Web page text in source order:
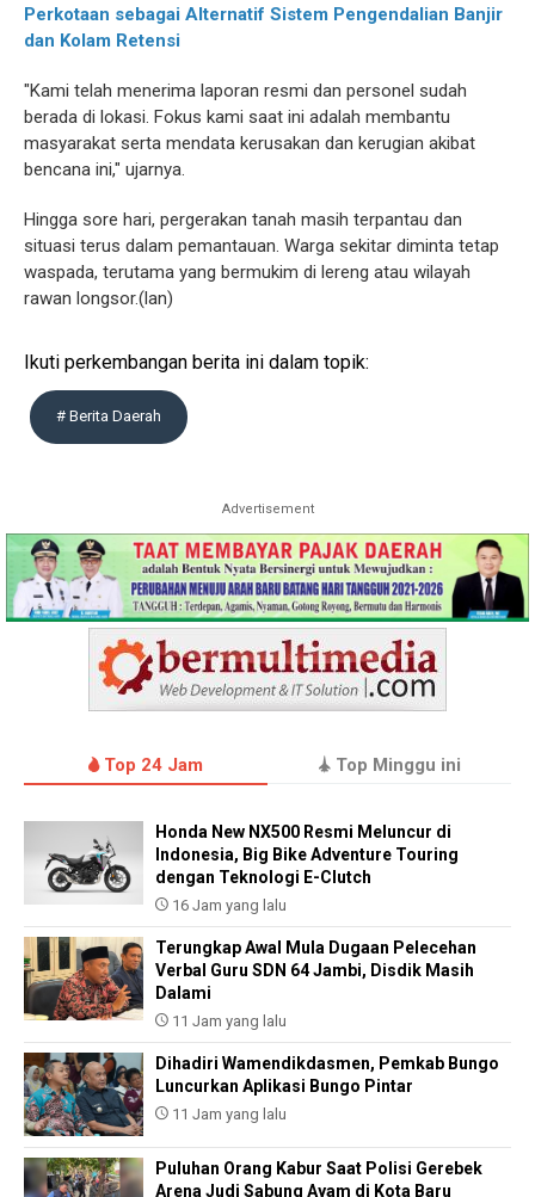
Perkotaan sebagai Alternatif Sistem Pengendalian Banjir
dan Kolam Retensi
"Kami telah menerima laporan resmi dan personel sudah
berada di lokasi. Fokus kami saat ini adalah membantu
masyarakat serta mendata kerusakan dan kerugian akibat
bencana ini," ujarnya.
Hingga sore hari, pergerakan tanah masih terpantau dan
situasi terus dalam pemantauan. Warga sekitar diminta tetap
waspada, terutama yang bermukim di lereng atau wilayah
rawan longsor.(lan)
Ikuti perkembangan berita ini dalam topik:
# Berita Daerah
Advertisement
Top 24 Jam Top Minggu ini
Honda New NX500 Resmi Meluncur di
Indonesia, Big Bike Adventure Touring
dengan Teknologi E-Clutch
16 Jam yang lalu
Terungkap Awal Mula Dugaan Pelecehan
Verbal Guru SDN 64 Jambi, Disdik Masih
Dalami
11 Jam yang lalu
Dihadiri Wamendikdasmen, Pemkab Bungo
Luncurkan Aplikasi Bungo Pintar
11 Jam yang lalu
Puluhan Orang Kabur Saat Polisi Gerebek
Arena Judi Sabung Ayam di Kota Baru